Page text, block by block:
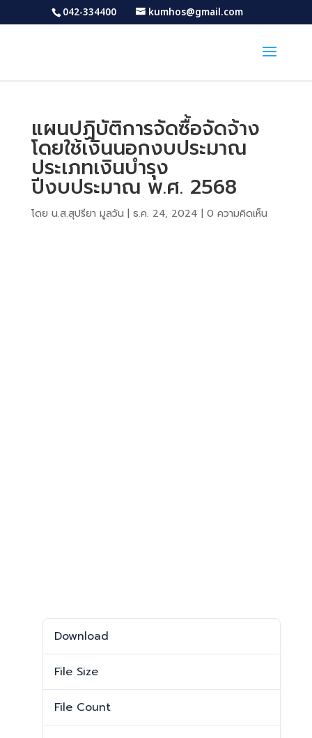
042-334400 kumhos@gmail.com
แผนปฏิบัติการจัดซื้อจัดจ้าง
โดยใช้เงินนอกงบประมาณ
ประเภทเงินบำรุง
ปีงบประมาณ พ.ศ. 2568
โดย น.ส.สุปรียา มูลวัน | ธ.ค. 24, 2024 | 0 ความคิดเห็น
Download
File Size
File Count